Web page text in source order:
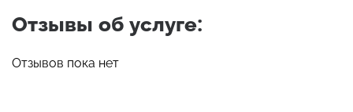
Отзывы об услуге:
Отзывов пока нет